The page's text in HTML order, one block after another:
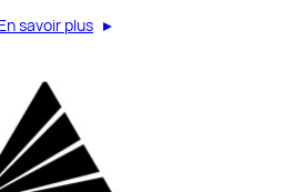
En savoir plus